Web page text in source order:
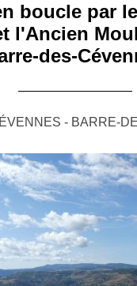
boucle par
l'Ancien
des-
- BARRE-